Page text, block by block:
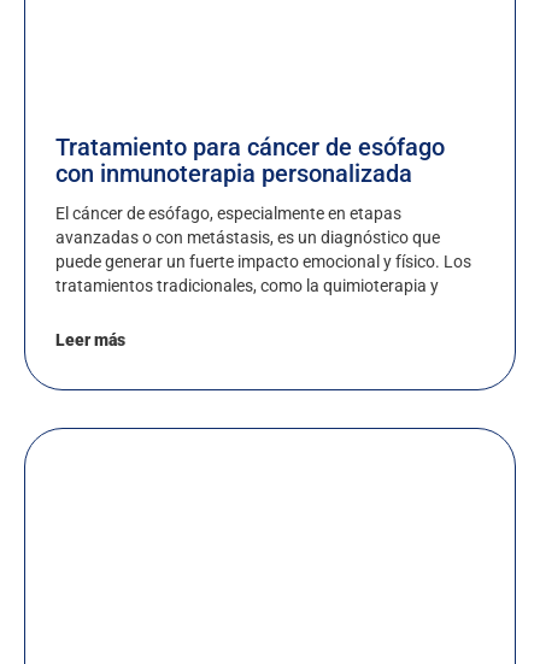
Tratamiento para cáncer de esófago
con inmunoterapia personalizada
El cáncer de esófago, especialmente en etapas
avanzadas o con metástasis, es un diagnóstico que
puede generar un fuerte impacto emocional y físico. Los
tratamientos tradicionales, como la quimioterapia y
Leer más